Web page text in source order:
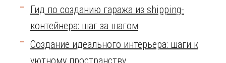
Гид по созданию гаража из shipping-
контейнера: шаг за шагом
Создание идеального интерьера: шаги к
уютному пространству